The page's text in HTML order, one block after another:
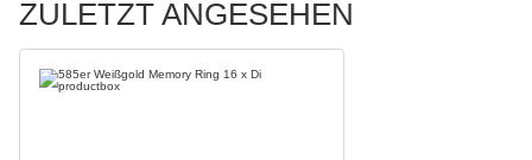
ZULETZT ANGESEHEN